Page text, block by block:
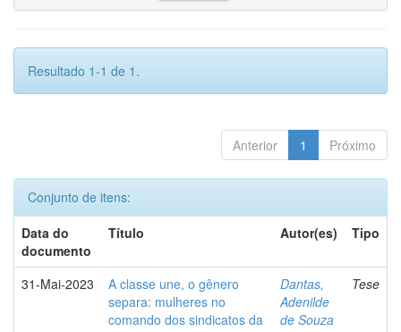
Resultado 1-1 de 1.
Anterior 1 Próximo
Conjunto de itens:
Data do
documento
Título Autor(es) Tipo
31-Mai-2023
A classe une, o gênero
separa: mulheres no
comando dos sindicatos da
Dantas,
Adenilde
de Souza
Tese